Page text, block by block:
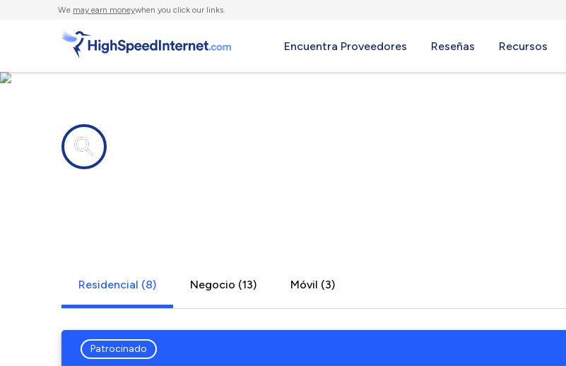
We may earn moneywhen you click our links.
Encuentra Proveedores Reseñas Recursos
Residencial (8) Negocio (13) Móvil (3)
Patrocinado